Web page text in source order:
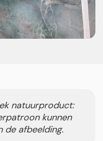
natuurproduct:
kunnen
de afbeelding.